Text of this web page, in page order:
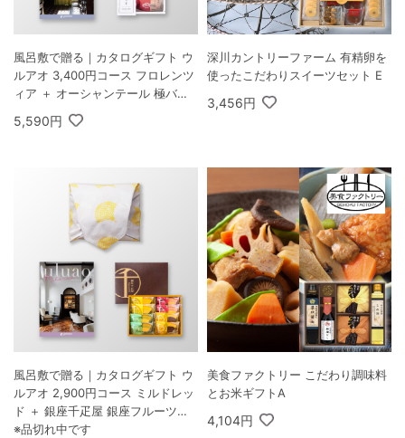
風呂敷で贈る｜カタログギフト ウ
ルアオ 3,400円コース フロレンツ
ィア ＋ オーシャンテール 極バー
ムセット A
5,590円
深川カントリーファーム 有精卵を
使ったこだわりスイーツセット E
3,456円
風呂敷で贈る｜カタログギフト ウ
ルアオ 2,900円コース ミルドレッ
ド ＋ 銀座千疋屋 銀座フルーツク
ーヘン 8個入
※品切れ中です
美食ファクトリー こだわり調味料
とお米ギフトA
4,104円